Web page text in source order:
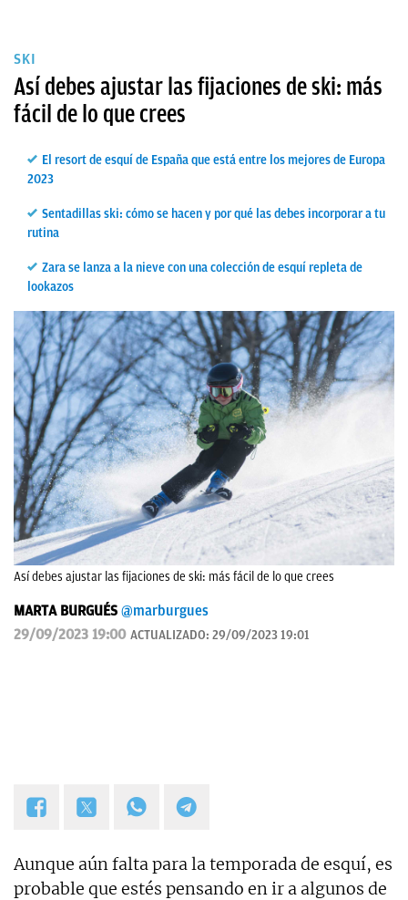
SKI
Así debes ajustar las fijaciones de ski: más
fácil de lo que crees
El resort de esquí de España que está entre los mejores de Europa
2023
Sentadillas ski: cómo se hacen y por qué las debes incorporar a tu
rutina
Zara se lanza a la nieve con una colección de esquí repleta de
lookazos
Así debes ajustar las fijaciones de ski: más fácil de lo que crees
MARTA BURGUÉS @marburgues
29/09/2023 19:00 ACTUALIZADO: 29/09/2023 19:01
Aunque aún falta para la temporada de esquí, es
probable que estés pensando en ir a algunos de